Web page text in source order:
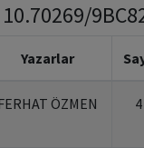
Yazarlar
ÖZMEN